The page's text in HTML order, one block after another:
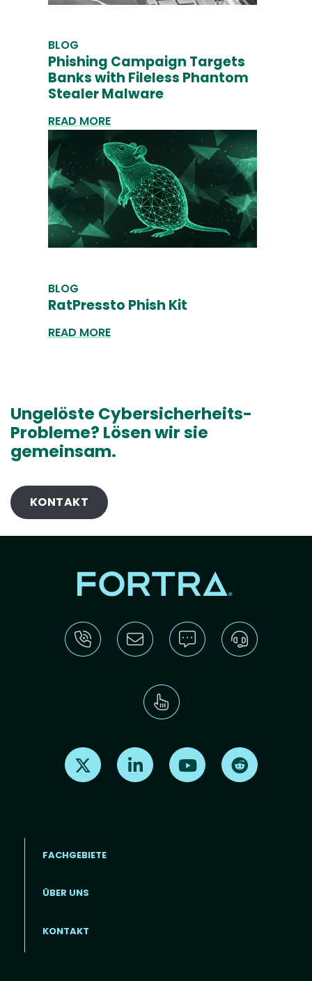
BLOG
Phishing Campaign Targets
Banks with Fileless Phantom
Stealer Malware
READ MORE
BLOG
RatPressto Phish Kit
READ MORE
Ungelöste Cybersicherheits-
Probleme? Lösen wir sie
gemeinsam.
KONTAKT
Find us on X Find us on LinkedInFind us on Youtube
FACHGEBIETE
ÜBER UNS
KONTAKT